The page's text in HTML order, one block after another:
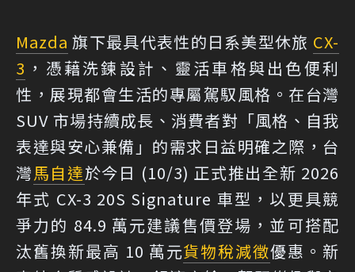
Mazda 旗下最具代表性的日系美型休旅 CX-
3 ，憑藉洗鍊設計、靈活車格與出色便利
性，展現都會生活的專屬駕馭風格。在台灣
SUV 市場持續成長、消費者對「風格、自我
表達與安心兼備」的需求日益明確之際，台
灣馬自達於今日 (10/3) 正式推出全新 2026
年式 CX-3 20S Signature 車型，以更具競
爭力的 84.9 萬元建議售價登場，並可搭配
汰舊換新最高 10 萬元貨物稅減徵優惠。新